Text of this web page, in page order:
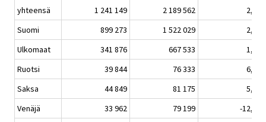
yhteensä
1 241 149 2 189 562
2,1
Suomi
899 273 1 522 029
2,3
Ulkomaat
341 876 667 533
1,5
Ruotsi
39 844 76 333
6,1
Saksa
44 849 81 175
5,4
Venäjä
33 962 79 199
-12,7